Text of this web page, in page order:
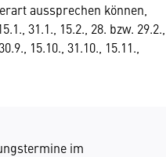
aussprechen können,
31.1., 15.2., 28. bzw. 29.2.,
15.10., 31.10., 15.11.,
im